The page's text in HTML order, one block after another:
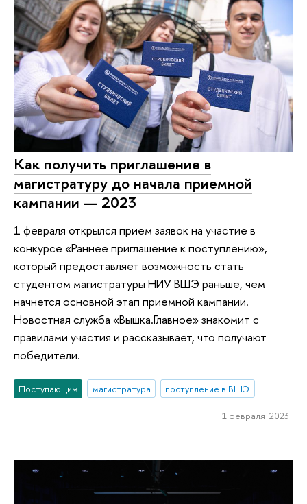
Как получить приглашение в
магистратуру до начала приемной
кампании — 2023
1 февраля открылся прием заявок на участие в
конкурсе «Раннее приглашение к поступлению»,
который предоставляет возможность стать
студентом магистратуры НИУ ВШЭ раньше, чем
начнется основной этап приемной кампании.
Новостная служба «Вышка.Главное» знакомит с
правилами участия и рассказывает, что получают
победители.
Поступающим магистратура поступление в ВШЭ
1 февраля 2023